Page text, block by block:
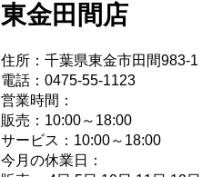
東金田間店
住所：千葉県東金市田間983-1
電話：0475-55-1123
営業時間：
販売：10:00～18:00
サービス：10:00～18:00
今月の休業日：